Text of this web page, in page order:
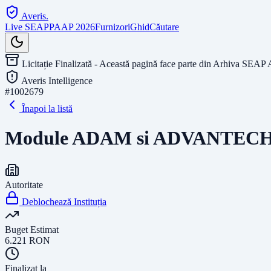
Averis.
Live SEAPPAAP 2026FurnizoriGhidCăutare
Licitație Finalizată - Această pagină face parte din Arhiva SEAP
Averis Intelligence
#1002679
Înapoi la listă
Module ADAM si
Autoritate
Deblochează Instituția
Buget Estimat
6.221 RON
Finalizat la